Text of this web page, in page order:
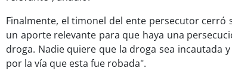
Finalmente, el timonel del ente persecutor cerró
un aporte relevante para que haya una
droga. Nadie quiere que la droga sea incautada
por la vía que esta fue robada".